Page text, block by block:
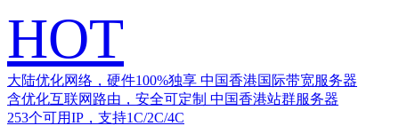
HOT
大陆优化网络，硬件100%独享 中国香港国际带宽服务器
含优化互联网路由，安全可定制 中国香港站群服务器
253个可用IP，支持1C/2C/4C